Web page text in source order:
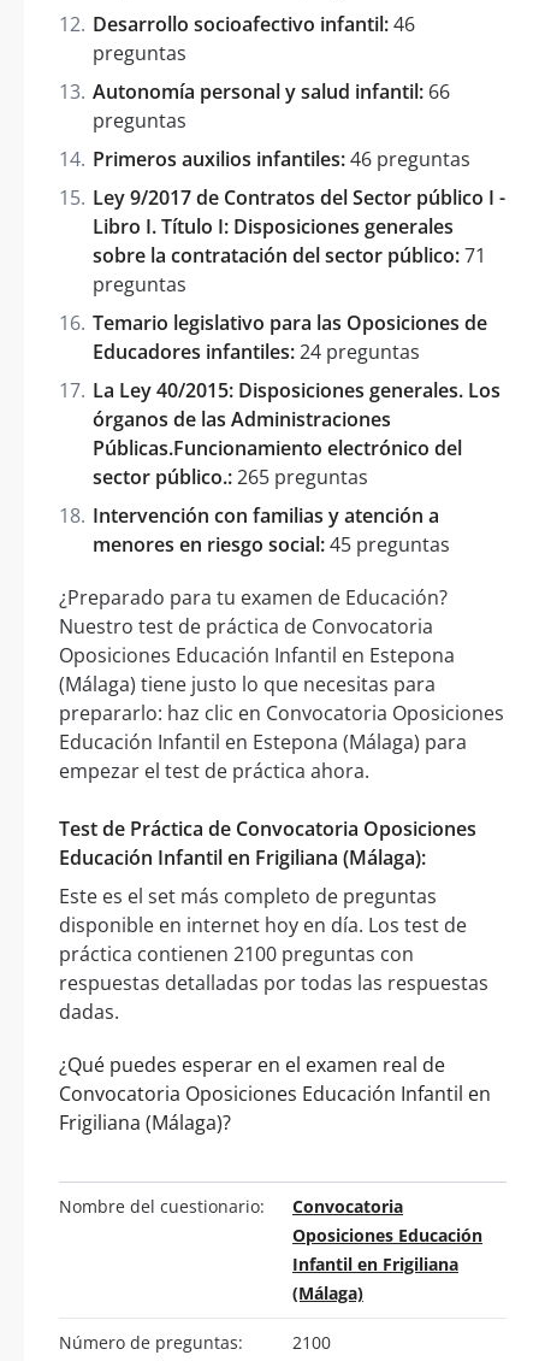
Desarrollo socioafectivo infantil:46
preguntas
Autonomía personal y salud infantil: 66
preguntas
Primeros auxilios infantiles:46 preguntas
Ley 9/2017 de Contratos del Sector público I -
Libro I. Título I: Disposiciones generales
sobre la contratación del sector público:71
preguntas
Temario legislativo para las Oposiciones de
Educadores infantiles:24 preguntas
La Ley 40/2015: Disposiciones generales. Los
órganos de las Administraciones
Públicas.Funcionamiento electrónico del
sector público.:265 preguntas
Intervención con familias y atención a
menores en riesgo social:45 preguntas
¿Preparado para tu examen de Educación?
Nuestro test de práctica de Convocatoria
Oposiciones Educación Infantil en Estepona
(Málaga) tiene justo lo que necesitas para
prepararlo: haz clic en Convocatoria Oposiciones
Educación Infantil en Estepona (Málaga) para
empezar el test de práctica ahora.
Test de Práctica de Convocatoria Oposiciones
Educación Infantil en Frigiliana (Málaga):
Este es el set más completo de preguntas
disponible en internet hoy en día. Los test de
práctica contienen 2100 preguntas con
respuestas detalladas por todas las respuestas
dadas.
¿Qué puedes esperar en el examen real de
Convocatoria Oposiciones Educación Infantil en
Frigiliana (Málaga)?
Nombre del cuestionario:
Convocatoria
Oposiciones Educación
Infantil en Frigiliana
(Málaga)
Número de preguntas: 2100